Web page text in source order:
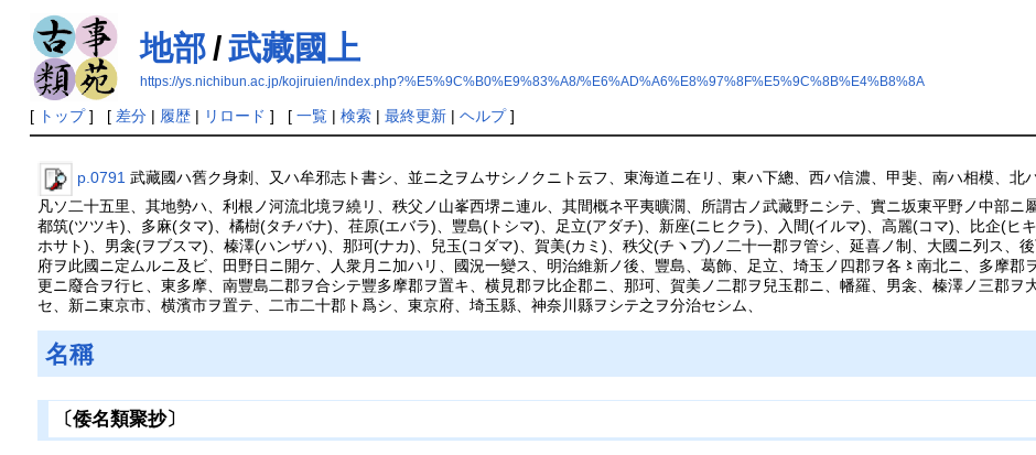
地部/武藏國上
https://ys.nichibun.ac.jp/kojiruien/index.php?%E5%9C%B0%E9%83%A8/%E6%AD%A6%E8%97%8F%E5%9C%8B%E4%B8%8A
[ トップ] [ 差分| 履歴| リロード ] [ 一覧| 検索| 最終更新| ヘルプ]
p.0791 武藏國ハ舊ク身刺、又ハ牟邪志ト書シ、並ニ之ヲムサシノクニト云フ、東海道ニ在リ、東ハ下總、西ハ信濃、甲斐、南ハ相模、
凡ソ二十五里、其地勢ハ、利根ノ河流北境ヲ繞リ、秩父ノ山峯西堺ニ連ル、其間概ネ平夷曠濶、所謂古ノ武藏野ニシテ、實ニ坂東平野ノ中部ニ
都筑(ツツキ)、多麻(タマ)、橘樹(タチバナ)、荏原(エバラ)、豐島(トシマ)、足立(アダチ)、新座(ニヒクラ)、入間(イルマ)、高麗(コマ)、比企(ヒ
ホサト)、男衾(ヲブスマ)、榛澤(ハンザハ)、那珂(ナカ)、兒玉(コダマ)、賀美(カミ)、秩父(チヽブ)ノ二十一郡ヲ管シ、延喜ノ制、大國ニ列ス、
府ヲ此國ニ定ムルニ及ビ、田野日ニ開ケ、人衆月ニ加ハリ、國況一變ス、明治維新ノ後、豐島、葛飾、足立、埼玉ノ四郡ヲ各〻南北ニ、多摩
更ニ廢合ヲ行ヒ、東多摩、南豐島二郡ヲ合シテ豐多摩郡ヲ置キ、横見郡ヲ比企郡ニ、那珂、賀美ノ二郡ヲ兒玉郡ニ、幡羅、男衾、榛澤ノ三郡
セ、新ニ東京市、横濱市ヲ置テ、二市二十郡ト爲シ、東京府、埼玉縣、神奈川縣ヲシテ之ヲ分治セシム、
名稱
〔倭名類聚抄〕